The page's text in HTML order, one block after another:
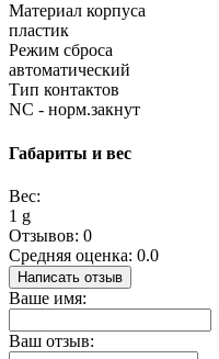
Материал корпуса
пластик
Режим сброса
автоматический
Тип контактов
NC - норм.закнут
Габариты и вес
Вес:
1 g
Отзывов: 0
Средняя оценка: 0.0
Написать отзыв
Ваше имя:
Ваш отзыв: